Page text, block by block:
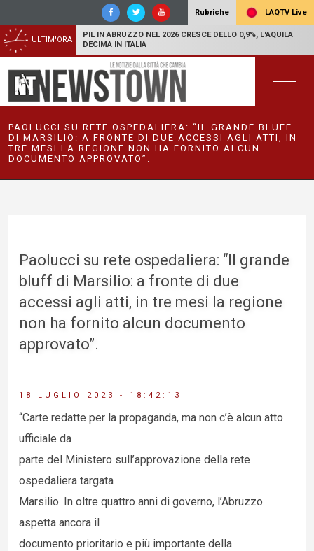
Rubriche LAQTV Live
ULTIM'ORA
PIL IN ABRUZZO NEL 2026 CRESCE DELLO 0,9%, L'AQUILA
DECIMA IN ITALIA
PAOLUCCI SU RETE OSPEDALIERA: “IL GRANDE BLUFF
DI MARSILIO: A FRONTE DI DUE ACCESSI AGLI ATTI, IN
TRE MESI LA REGIONE NON HA FORNITO ALCUN
DOCUMENTO APPROVATO”.
Paolucci su rete ospedaliera: “Il grande
bluff di Marsilio: a fronte di due
accessi agli atti, in tre mesi la regione
non ha fornito alcun documento
approvato”.
18 LUGLIO 2023 - 18:42:13
“Carte redatte per la propaganda, ma non c’è alcun atto
ufficiale da
parte del Ministero sull’approvazione della rete
ospedaliera targata
Marsilio. In oltre quattro anni di governo, l’Abruzzo
aspetta ancora il
documento prioritario e più importante della